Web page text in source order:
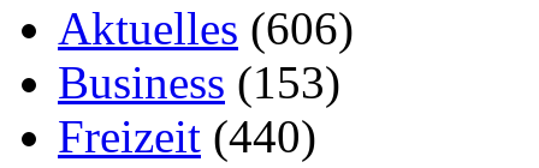
Aktuelles (606)
Business (153)
Freizeit (440)